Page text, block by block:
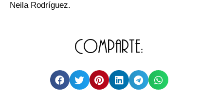
Neila Rodríguez.
Comparte: